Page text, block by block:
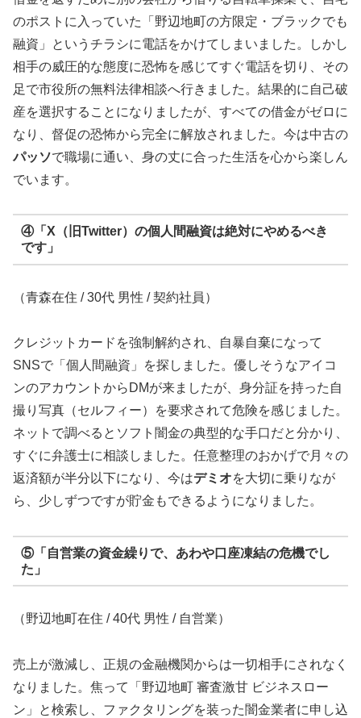
のポストに入っていた「野辺地町の方限定・ブラックでも
融資」というチラシに電話をかけてしまいました。しかし
相手の威圧的な態度に恐怖を感じてすぐ電話を切り、その
足で市役所の無料法律相談へ行きました。結果的に自己破
産を選択することになりましたが、すべての借金がゼロに
なり、督促の恐怖から完全に解放されました。今は中古の
パッソで職場に通い、身の丈に合った生活を心から楽しん
でいます。
④「X（旧Twitter）の個人間融資は絶対にやめるべき
です」
（青森在住 / 30代 男性 / 契約社員）
クレジットカードを強制解約され、自暴自棄になって
SNSで「個人間融資」を探しました。優しそうなアイコ
ンのアカウントからDMが来ましたが、身分証を持った自
撮り写真（セルフィー）を要求されて危険を感じました。
ネットで調べるとソフト闇金の典型的な手口だと分かり、
すぐに弁護士に相談しました。任意整理のおかげで月々の
返済額が半分以下になり、今はデミオを大切に乗りなが
ら、少しずつですが貯金もできるようになりました。
⑤「自営業の資金繰りで、あわや口座凍結の危機でし
た」
（野辺地町在住 / 40代 男性 / 自営業）
売上が激減し、正規の金融機関からは一切相手にされなく
なりました。焦って「野辺地町 審査激甘 ビジネスロー
ン」と検索し、ファクタリングを装った闇金業者に申し込